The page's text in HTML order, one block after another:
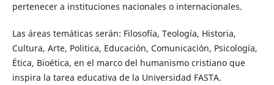
pertenecer a instituciones nacionales o internacionales.
Las áreas temáticas serán: Filosofía, Teología, Historia,
Cultura, Arte, Politica, Educación, Comunicación, Psicología,
Ética, Bioética, en el marco del humanismo cristiano que
inspira la tarea educativa de la Universidad FASTA.